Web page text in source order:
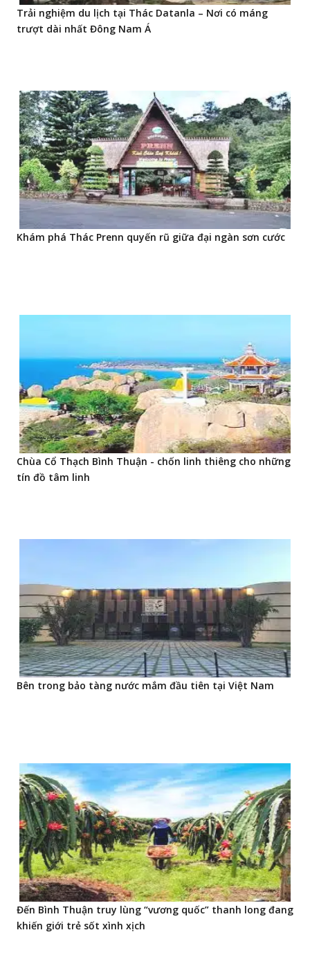
Trải nghiệm du lịch tại Thác Datanla – Nơi có máng
trượt dài nhất Đông Nam Á
Khám phá Thác Prenn quyến rũ giữa đại ngàn sơn cước
Chùa Cổ Thạch Bình Thuận - chốn linh thiêng cho những
tín đồ tâm linh
Bên trong bảo tàng nước mắm đầu tiên tại Việt Nam
Đến Bình Thuận truy lùng “vương quốc” thanh long đang
khiến giới trẻ sốt xình xịch